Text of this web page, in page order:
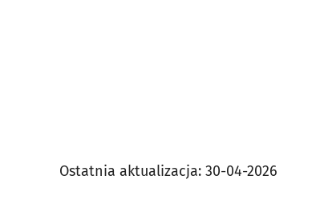
Ostatnia aktualizacja: 30-04-2026